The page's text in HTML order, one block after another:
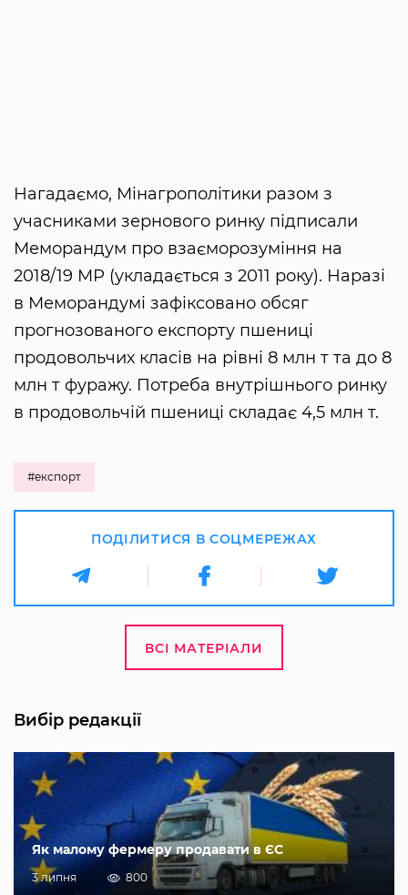
Нагадаємо, Мінагрополітики разом з
учасниками зернового ринку підписали
Меморандум про взаєморозуміння на
2018/19 МР (укладається з 2011 року). Наразі
в Меморандумі зафіксовано обсяг
прогнозованого експорту пшениці
продовольчих класів на рівні 8 млн т та до 8
млн т фуражу. Потреба внутрішнього ринку
в продовольчій пшениці складає 4,5 млн т.
#експорт
ПОДІЛИТИСЯ В СОЦМЕРЕЖАХ
ВСІ МАТЕРІАЛИ
Вибір редакції
Як малому фермеру продавати в ЄС
3 липня 800